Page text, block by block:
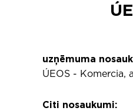
uzņēmuma
ÚEOS - Komercia,
Citi nosaukumi: